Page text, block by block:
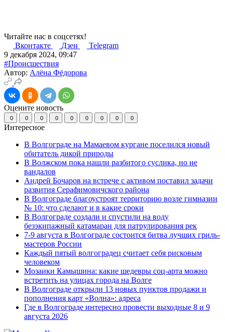
Читайте нас в соцсетях!
Вконтакте
Дзен
Telegram
9 декабря 2024, 09:47
#Происшествия
Автор: Алёна Фёдорова
Оцените новость
0 0 0 0 0 0 0 0 0
Интересное
В Волгограде на Мамаевом кургане поселился новый
обитатель дикой природы
В Волжском пока нашли разбитого суслика, но не
вандалов
Андрей Бочаров на встрече с активом поставил задачи
развития Серафимовичского района
В Волгограде благоустроят территорию возле гимназии
№ 10: что сделают и в какие сроки
В Волгограде создали и спустили на воду
безэкипажный катамаран для патрулирования рек
7-9 августа в Волгограде состоится битва лучших гриль-
мастеров России
Каждый пятый волгоградец считает себя рисковым
человеком
Мозаики Камышина: какие шедевры соц-арта можно
встретить на улицах города на Волге
В Волгограде открыли 13 новых пунктов продажи и
пополнения карт «Волна»: адреса
Где в Волгограде интересно провести выходные 8 и 9
августа 2026